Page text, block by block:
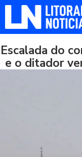
Escalada do
e o ditador